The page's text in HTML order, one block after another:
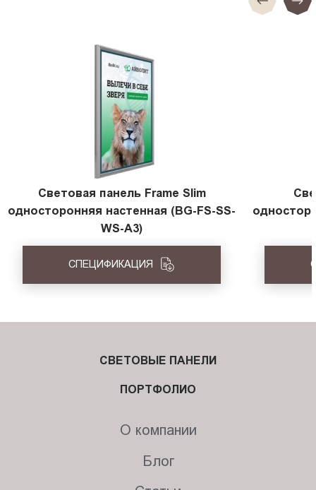
Световая панель Frame Slim
односторонняя настенная (BG-FS-SS-
WS-A3)
СПЕЦИФИКАЦИЯ
СВЕТОВЫЕ ПАНЕЛИ
ПОРТФОЛИО
О компании
Блог